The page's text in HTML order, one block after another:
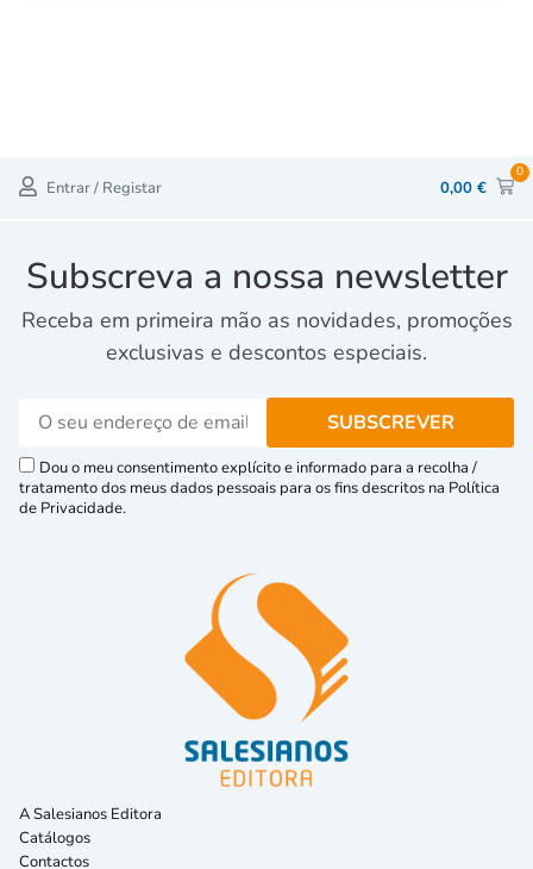
Entrar / Registar 0,00 €
0
Subscreva a nossa newsletter
Receba em primeira mão as novidades, promoções
exclusivas e descontos especiais.
Dou o meu consentimento explícito e informado para a recolha /
tratamento dos meus dados pessoais para os fins descritos na Política
de Privacidade.
A Salesianos Editora
Catálogos
Contactos